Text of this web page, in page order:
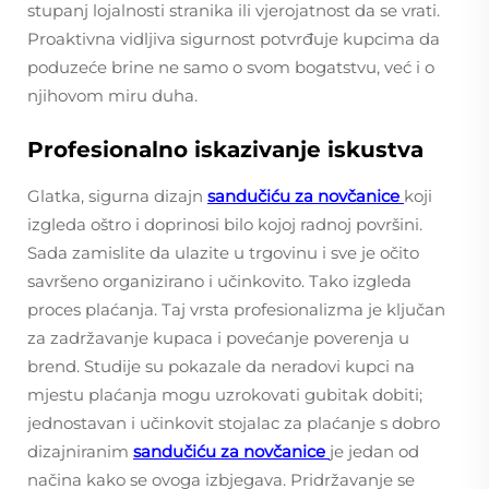
stupanj lojalnosti stranika ili vjerojatnost da se vrati.
Proaktivna vidljiva sigurnost potvrđuje kupcima da
poduzeće brine ne samo o svom bogatstvu, već i o
njihovom miru duha.
Profesionalno iskazivanje iskustva
Glatka, sigurna dizajn sandučiću za novčanice koji
izgleda oštro i doprinosi bilo kojoj radnoj površini.
Sada zamislite da ulazite u trgovinu i sve je očito
savršeno organizirano i učinkovito. Tako izgleda
proces plaćanja. Taj vrsta profesionalizma je ključan
za zadržavanje kupaca i povećanje poverenja u
brend. Studije su pokazale da neradovi kupci na
mjestu plaćanja mogu uzrokovati gubitak dobiti;
jednostavan i učinkovit stojalac za plaćanje s dobro
dizajniranim sandučiću za novčanice je jedan od
načina kako se ovoga izbjegava. Pridržavanje se